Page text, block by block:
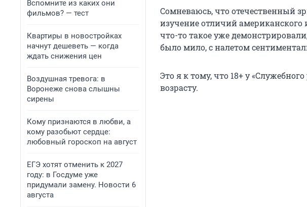
Вспомните из каких они
фильмов? — тест
Квартиры в новостройках
начнут дешеветь — когда
ждать снижения цен
Воздушная тревога: в
Воронеже снова слышны
сирены
Кому признаются в любви, а
кому разобьют сердце:
любовный гороскоп на август
ЕГЭ хотят отменить к 2027
году: в Госдуме уже
придумали замену. Новости 6
августа
Сомневаюсь, что отечественный
изучение отличий американского
что-то такое уже
было мило, с налетом
Это я к тому, что 18+ у
возрасту.